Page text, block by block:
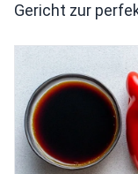
Gericht zur